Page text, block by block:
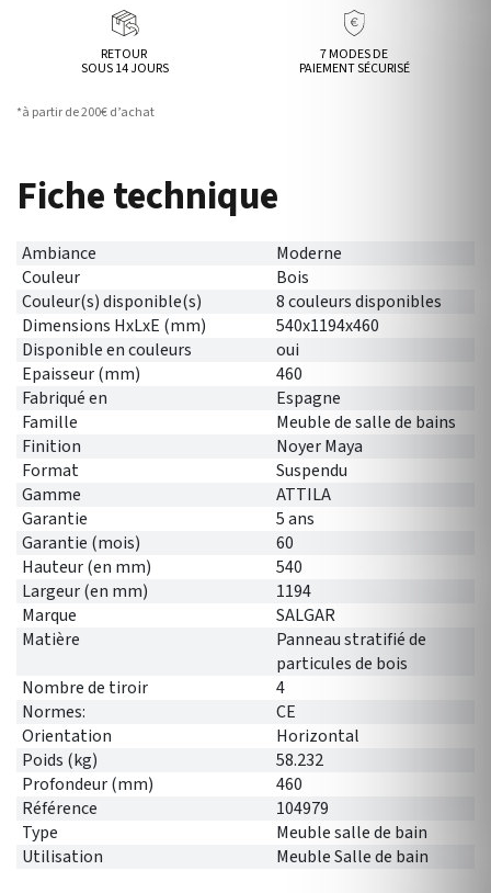
RETOUR
SOUS 14 JOURS
7 MODES DE
PAIEMENT SÉCURISÉ
*à partir de 200€ d’achat
Fiche technique
Ambiance
Moderne
Couleur
Bois
Couleur(s) disponible(s)
8 couleurs disponibles
Dimensions HxLxE (mm)
540x1194x460
Disponible en couleurs
oui
Epaisseur (mm)
460
Fabriqué en
Espagne
Famille
Meuble de salle de bains
Finition
Noyer Maya
Format
Suspendu
Gamme
ATTILA
Garantie
5 ans
Garantie (mois)
60
Hauteur (en mm)
540
Largeur (en mm)
1194
Marque
SALGAR
Matière
Panneau stratifié de
particules de bois
Nombre de tiroir
4
Normes:
CE
Orientation
Horizontal
Poids (kg)
58.232
Profondeur (mm)
460
Référence
104979
Type
Meuble salle de bain
Utilisation
Meuble Salle de bain